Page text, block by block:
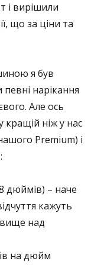
і вирішили
що за ціни та
я був
нарікання
Але ось
ніж у нас
Premium) і
дюймів) – наче
кажуть
над
на дюйм